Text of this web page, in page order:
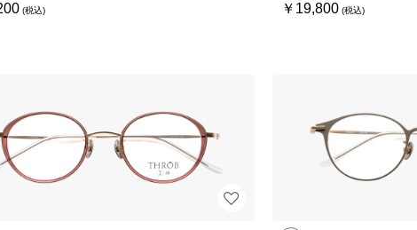
￥19,800